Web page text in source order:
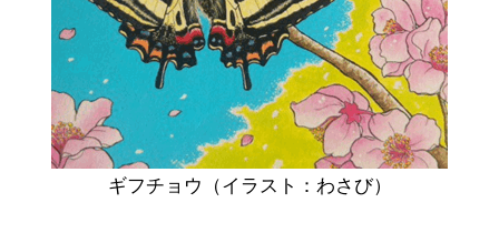
ギフチョウ（イラスト：わさび）